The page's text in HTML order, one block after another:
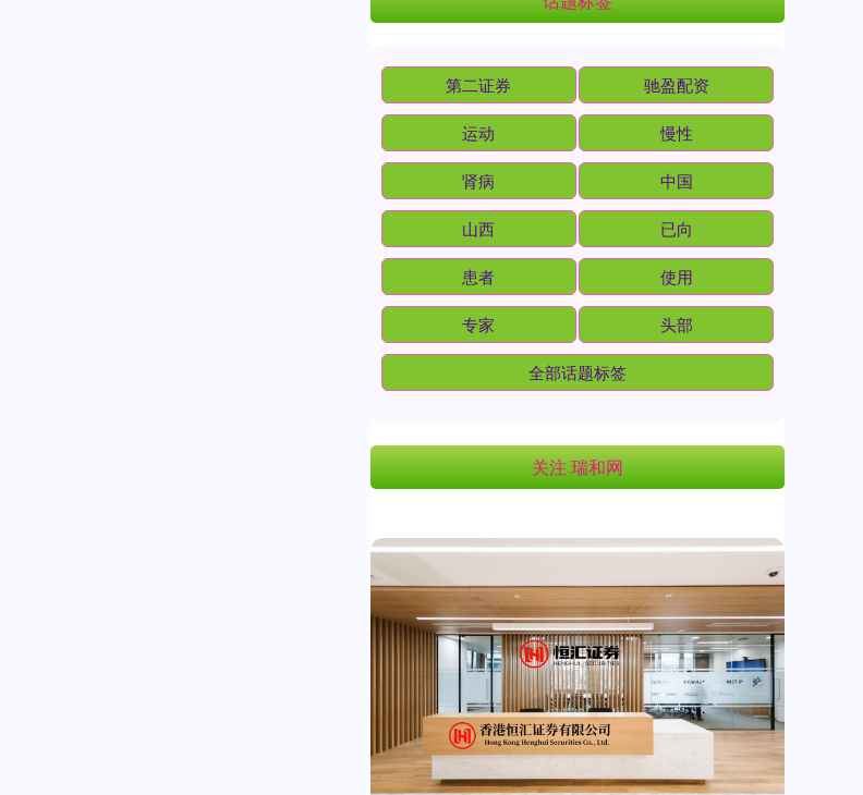
第二证券 驰盈配资
运动 慢性
肾病 中国
山西 已向
患者 使用
专家 头部
全部话题标签
关注 瑞和网